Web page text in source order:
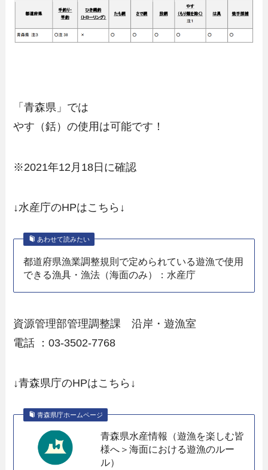
「青森県」では
やす（銛）の使用は可能です！
※2021年12月18日に確認
↓水産庁のHPはこちら↓
あわせて読みたい
都道府県漁業調整規則で定められている遊漁で使用
できる漁具・漁法（海面のみ）：水産庁
資源管理部管理調整課 沿岸・遊漁室
電話 ：03-3502-7768
↓青森県庁のHPはこちら↓
青森県庁ホームページ
青森県水産情報（遊漁を楽しむ皆
様へ＞海面における遊漁のルー
ル）